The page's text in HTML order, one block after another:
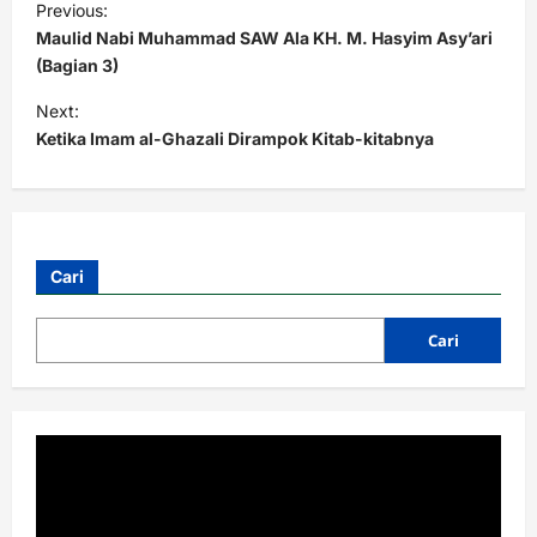
o
s
t
n
a
i
g
t
o
Previous:
Maulid Nabi Muhammad SAW Ala KH. M. Hasyim Asy’ari
(Bagian 3)
Next:
Ketika Imam al-Ghazali Dirampok Kitab-kitabnya
Cari
Cari